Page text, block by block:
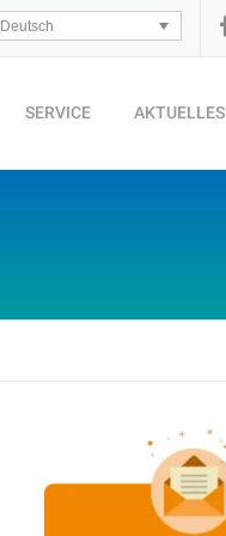
Deutsch
SERVICE AKTUELLES